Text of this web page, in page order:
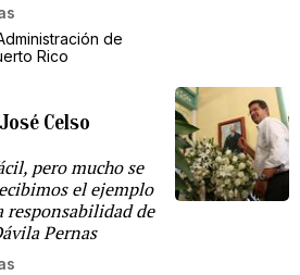
de
Rico
Celso
pero mucho se
el ejemplo
responsabilidad de
Pernas